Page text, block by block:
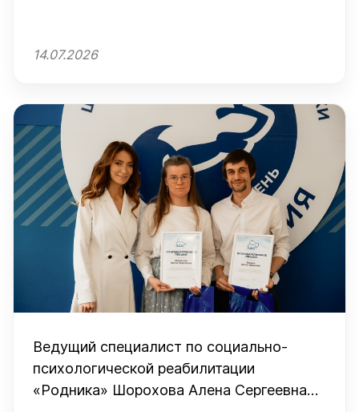
14.07.2026
Ведущий специалист по социально-
психологической реабилитации
«Родника» Шорохова Алена Сергеевна